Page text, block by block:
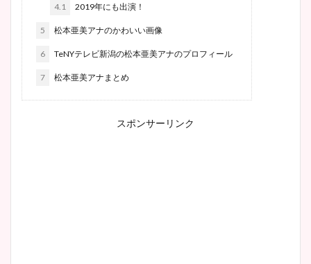
4.1 2019年にも出演！
5 松本亜美アナのかわいい画像
6 TeNYテレビ新潟の松本亜美アナのプロフィール
7 松本亜美アナまとめ
スポンサーリンク